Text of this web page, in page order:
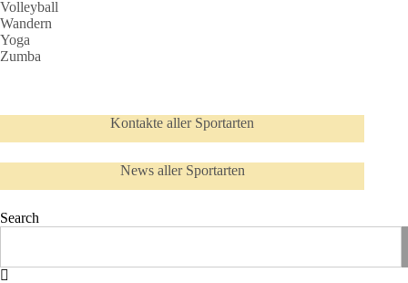
Volleyball
Wandern
Yoga
Zumba
Kontakte aller Sportarten
News aller Sportarten
Search